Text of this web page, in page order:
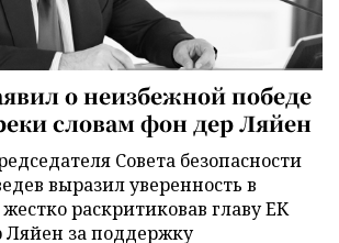
о неизбежной победе
словам фон дер Ляйен
Совета безопасности
выразил уверенность в
раскритиковав главу ЕК
Ляйен за поддержку